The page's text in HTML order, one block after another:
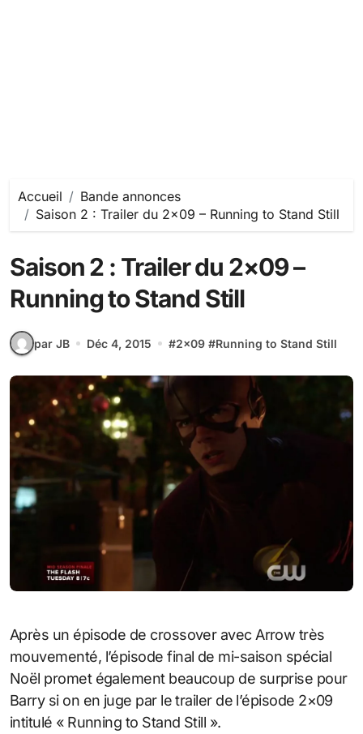
Accueil
Bande annonces
Saison 2 : Trailer du 2×09 – Running to Stand Still
Saison 2 : Trailer du 2×09 –
Running to Stand Still
par JB Déc 4, 2015 #2x09 #Running to Stand Still
Après un épisode de crossover avec Arrow très
mouvementé, l’épisode final de mi-saison spécial
Noël promet également beaucoup de surprise pour
Barry si on en juge par le trailer de l’épisode 2×09
intitulé « Running to Stand Still ».